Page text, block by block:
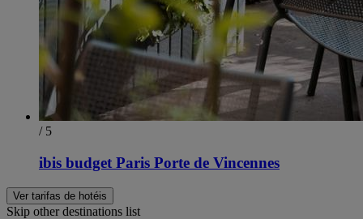
/ 5
ibis budget Paris Porte de Vincennes
Ver tarifas de hotéis
Skip other destinations list